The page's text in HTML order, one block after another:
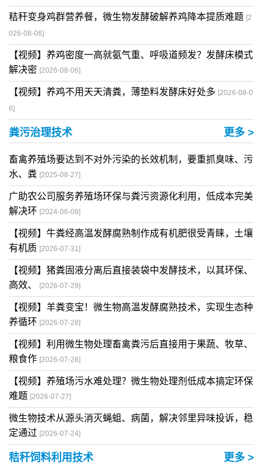
秸秆变身鸡群营养餐，微生物发酵破解养鸡降本提质难题 [2
026-08-06]
【视频】养鸡密度一高就氨气重、呼吸道频发？发酵床模式
解决密 [2026-08-06]
【视频】养鸡不用天天清粪，薄垫料发酵床好处多 [2026-08-0
6]
粪污治理技术 更多 >
畜禽养殖场要达到不对外污染的长效机制，要重抓臭味、污
水、粪 [2025-08-27]
广助农公司服务养殖场环保与粪污资源化利用，低成本完美
解决环 [2024-06-08]
【视频】牛粪经高温发酵腐熟制作成有机肥很受青睐，土壤
有机质 [2026-07-31]
【视频】猪粪固液分离后直接装袋中发酵技术，以其环保、
高效、
[2026-07-29]
【视频】羊粪变宝！微生物高温发酵腐熟技术，实现生态种
养循环 [2026-07-28]
【视频】利用微生物处理畜禽粪污后直接用于果蔬、牧草、
粮食作 [2026-07-28]
【视频】养殖场污水难处理？微生物处理剂低成本搞定环保
难题 [2026-07-27]
微生物技术从源头消灭蝇蛆、病菌，解决邻里异味投诉，稳
定通过 [2026-07-24]
秸秆饲料利用技术 更多 >